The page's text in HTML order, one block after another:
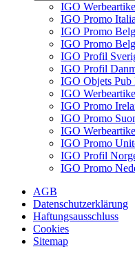
IGO
IGO Promo Italia
IGO Promo
IGO Promo
IGO Profil
IGO Profil
IGO Objets Pub
IGO
IGO Promo
IGO Promo
IGO
IGO Promo
IGO Profil
IGO Promo
AGB
Datenschutzerklärung
Haftungsausschluss
Cookies
Sitemap